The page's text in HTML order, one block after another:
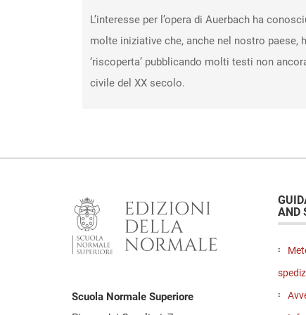
L’interesse per l’opera di Auerbach ha
molte iniziative che, anche nel nostro
‘riscoperta’ pubblicando molti testi non
civile del XX secolo.
Scuola Normale Superiore
AND